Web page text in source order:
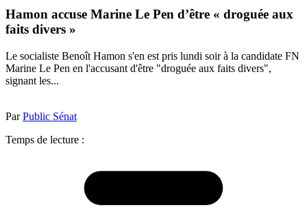
Hamon accuse Marine Le Pen d’être « droguée aux
faits divers »
Le socialiste Benoît Hamon s'en est pris lundi soir à la candidate FN
Marine Le Pen en l'accusant d'être "droguée aux faits divers",
signant les...
ParPublic Sénat
Temps de lecture :